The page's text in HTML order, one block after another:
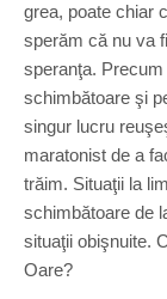
grea, poate chiar
sperăm că nu va
speranţa.
schimbătoare şi
singur lucru
maratonist de a
trăim. Situaţii la
schimbătoare de
situaţii obişnuite.
Oare?